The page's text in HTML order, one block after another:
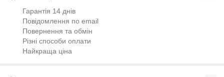
Гарантія 14 днів
Повідомлення по email
Повернення та обмін
Різні способи оплати
Найкраща ціна